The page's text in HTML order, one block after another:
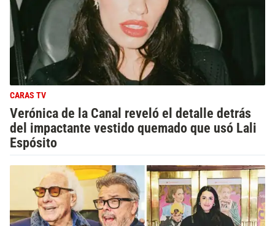
CARAS TV
Verónica de la Canal reveló el detalle detrás
del impactante vestido quemado que usó Lali
Espósito